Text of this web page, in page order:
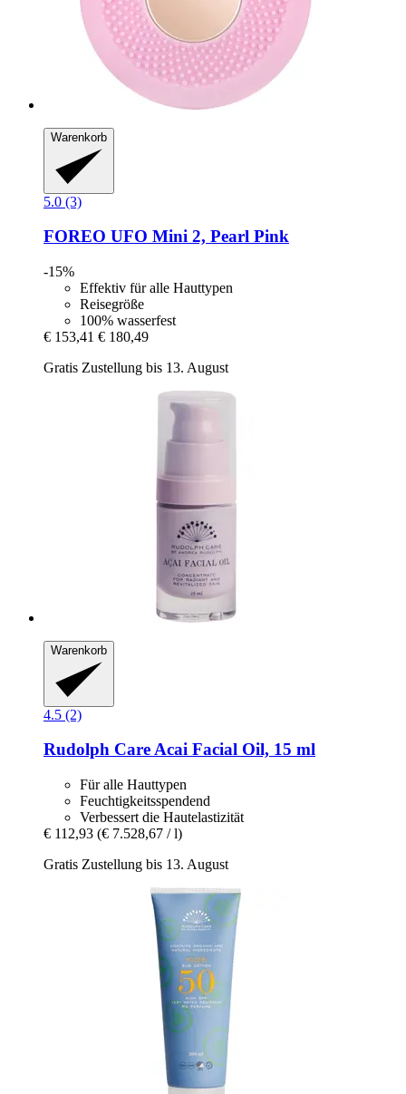
Warenkorb
5.0 (3)
FOREO UFO Mini 2, Pearl Pink
-15%
Effektiv für alle Hauttypen
Reisegröße
100% wasserfest
€ 153,41 € 180,49
Gratis Zustellung bis 13. August
Warenkorb
4.5 (2)
Rudolph CareAcai Facial Oil, 15 ml
Für alle Hauttypen
Feuchtigkeitsspendend
Verbessert die Hautelastizität
€ 112,93 (€ 7.528,67 / l)
Gratis Zustellung bis 13. August